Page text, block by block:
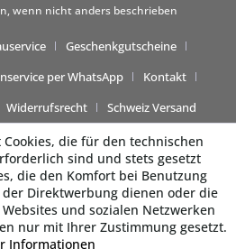
wenn nicht anders beschrieben
Geschenkgutscheine
per WhatsApp
Kontakt
Widerrufsrecht Schweiz Versand
die für den technischen
sind und stets gesetzt
die den Komfort bei Benutzung
Direktwerbung dienen oder die
und sozialen Netzwerken
nur mit Ihrer Zustimmung gesetzt.
Informationen